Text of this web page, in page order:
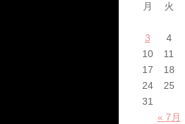
月
火
« 7月
3
4
10
11
17
18
24
25
31